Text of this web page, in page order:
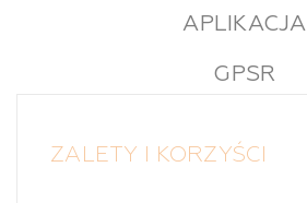
APLIKACJA
GPSR
ZALETY I KORZYŚCI